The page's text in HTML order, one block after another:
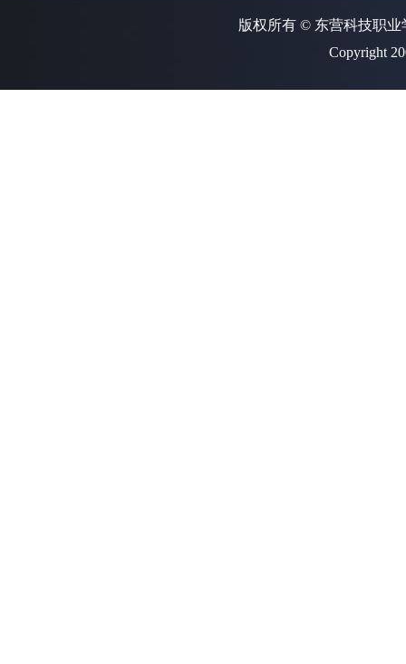
版权所有 © 东营科技职业
Copyright